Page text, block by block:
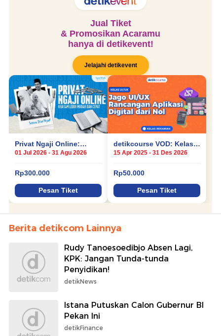
Berita detikcom Lainnya
Rudy Tanoesoedibjo Absen Lagi,
KPK: Jangan Tunda-tunda
Penyidikan!
detikNews
Istana Putuskan Calon Gubernur BI
Pekan Ini
detikFinance